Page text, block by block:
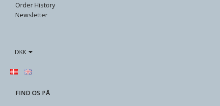
Order History
Newsletter
DKK
FIND OS PÅ